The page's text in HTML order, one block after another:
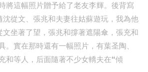
將這幅照片贈予給了老友李輝。後背寫
沈從文、張兆和夫妻往姑蘇遊玩，我為他
坐著了望，張兆和撐著遮陽傘，張充和
。實在那時還有一幅照片，有葉圣陶、
和等人，后面隨著不少女轎夫在“傾